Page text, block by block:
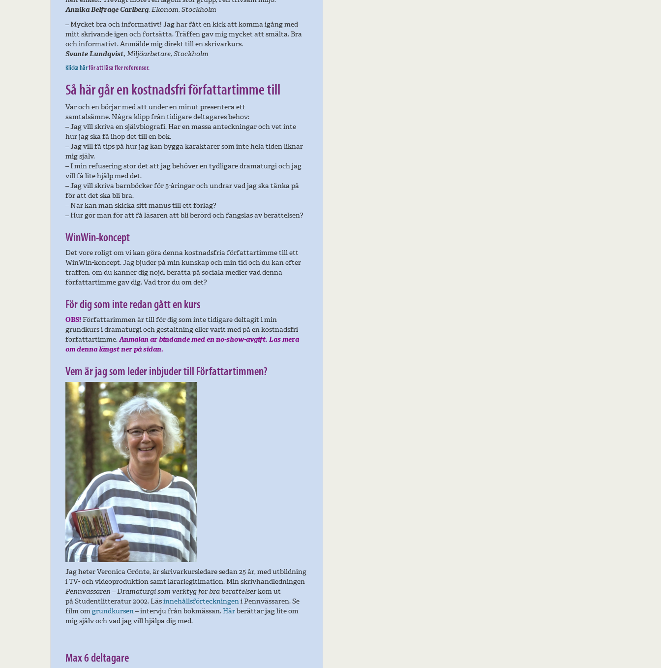
Annika Belfrage Carlberg, Ekonom, Stockholm
– Mycket bra och informativt! Jag har fått en kick att komma igång med
mitt skrivande igen och fortsätta. Träffen gav mig mycket att smälta. Bra
och informativt. Anmälde mig direkt till en skrivarkurs.
Svante Lundqvist, Miljöarbetare, Stockholm
Klicka härför att läsa fler referenser.
Så här går en kostnadsfri författartimme till
Var och en börjar med att under en minut presentera ett
samtalsämne. Några klipp från tidigare deltagares behov:
– Jag vlll skriva en självbiografi. Har en massa anteckningar och vet inte
hur jag ska få ihop det till en bok.
– Jag vill få tips på hur jag kan bygga karaktärer som inte hela tiden liknar
mig själv.
– I min refusering stor det att jag behöver en tydligare dramaturgi och jag
vill få lite hjälp med det.
– Jag vill skriva barnböcker för 5-åringar och undrar vad jag ska tänka på
för att det ska bli bra.
– När kan man skicka sitt manus till ett förlag?
– Hur gör man för att få läsaren att bli berörd och fängslas av berättelsen?
WinWin-koncept
Det vore roligt om vi kan göra denna kostnadsfria författartimme till ett
WinWin-koncept. Jag bjuder på min kunskap och min tid och du kan efter
träffen, om du känner dig nöjd, berätta på sociala medier vad denna
författartimme gav dig. Vad tror du om det?
För dig som inte redan gått en kurs
OBS! Författarimmen är till för dig som inte tidigare deltagit i min
grundkurs i dramaturgi och gestaltning eller varit med på en kostnadsfri
författartimme.Anmälan är bindande med en no-show-avgift. Läs mera
om denna längst ner på sidan.
Vem är jag som leder inbjuder till Författartimmen?
Jag heter Veronica Grönte, är skrivarkursledare sedan 25 år, med utbildning
i TV- och videoproduktion samt lärarlegitimation. Min skrivhandledningen
Pennvässaren – Dramaturgi som verktyg för bra berättelserkom ut
på Studentlitteratur 2002. Läsinnehållsförteckningeni Pennvässaren. Se
film omgrundkursen– intervju från bokmässan.Härberättar jag lite om
mig själv och vad jag vill hjälpa dig med.
Max 6 deltagare